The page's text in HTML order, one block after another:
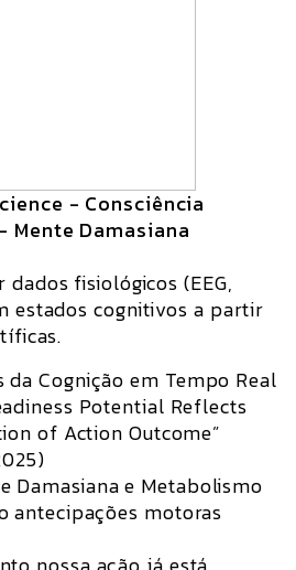
- Consciência
Mente Damasiana
dados fisiológicos (EEG,
estados cognitivos a partir
Cognição em Tempo Real
Potential Reflects
of Action Outcome”
Damasiana e Metabolismo
antecipações motoras